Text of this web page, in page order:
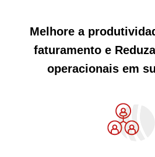
Melhore a
faturamento e
operacionais em